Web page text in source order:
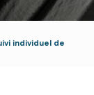
individuel de